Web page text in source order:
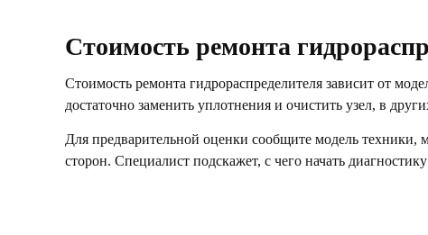
Стоимость ремонта
Стоимость ремонта гидрораспределителя зависит от
достаточно заменить уплотнения и очистить узел, в
Для предварительной оценки сообщите модель техники,
сторон. Специалист подскажет, с чего начать